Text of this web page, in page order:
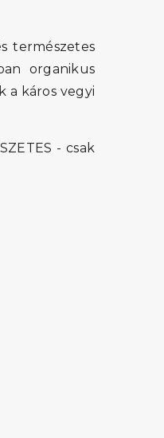
természetes
organikus
a káros vegyi
- csak